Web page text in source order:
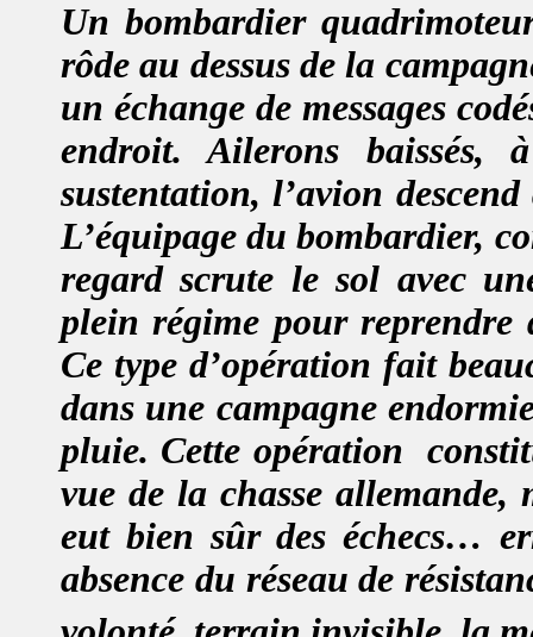
Un bombardier
rôde au dessus de la
un échange de messages
endroit. Ailerons
sustentation, l’avion
L’équipage du bombardier,
regard scrute le sol avec
plein régime pour reprendre
Ce type d’opération fait
dans une campagne
pluie. Cette opération
vue de la chasse
eut bien sûr des échecs…
absence du réseau de